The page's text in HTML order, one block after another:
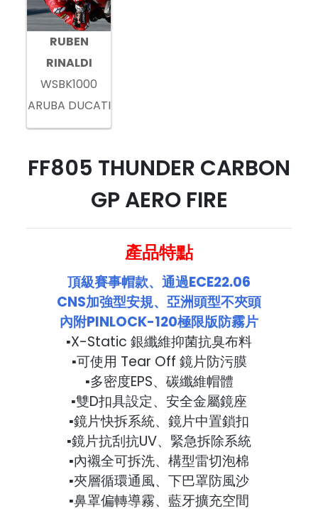
RUBEN
RINALDI
WSBK1000
ARUBA DUCATI
FF805 THUNDER CARBON
GP AERO FIRE
產品特點
頂級賽事帽款、通過ECE22.06
CNS加強型安規、亞洲頭型不夾頭
內附PINLOCK-120極限版防霧片
▪X-Static 銀纖維抑菌抗臭布料
▪可使用 Tear Off 鏡片防污膜
▪多密度EPS、碳纖維帽體
▪雙D扣具設定、安全金屬鏡座
▪鏡片快拆系統、鏡片中置鎖扣
▪鏡片抗刮抗UV、緊急拆除系統
▪內襯全可拆洗、構型雷切泡棉
▪夾層循環通風、下巴罩防風沙
▪鼻罩偏轉導霧、藍牙擴充空間